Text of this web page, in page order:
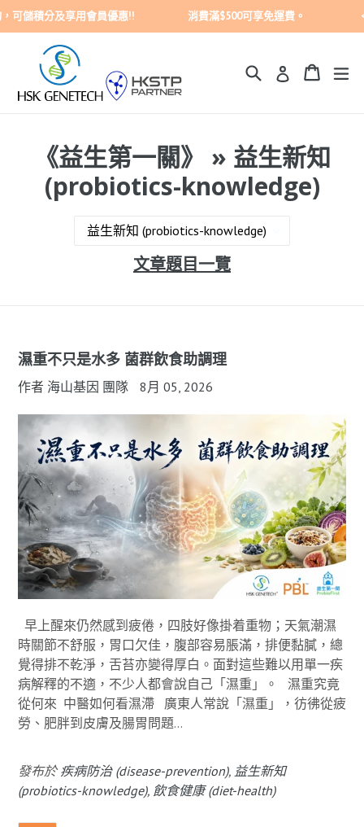
跳
至
分及享用會員優惠!! 消費滿$500可享免運費。 <重要訊息> 我們
搜尋 登入 購買車
購買車
《益生第一關》 » 益生新知
(probiotics-knowledge)
文章題目一覽
濕重不只是水多 菌群飲食助調理
作者 海山基因 團隊 8月 05, 2026
早上醒來仍然感到疲倦，四肢好像掛着重物；天氣潮濕
時關節不舒服，胃口欠佳，腹部容易脹滿，排便黏膩，總
覺得排不乾淨，舌苔亦變得厚白。面對這些難以用單一疾
病解釋的不適，不少人都會說自己「濕重」。 濕重究竟
從何來 中醫如何看濕滯 廣東人常說「濕重」，彷彿從疲
勞、肥胖到皮膚及腸胃問題...
發布於疾病防治 (disease-prevention), 益生新知
(probiotics-knowledge), 飲食健康 (diet-health)